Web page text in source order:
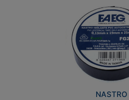
NASTRO